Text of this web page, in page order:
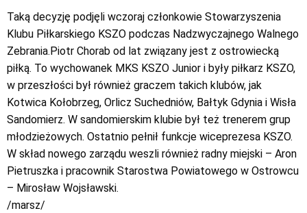
Taką decyzję podjęli wczoraj członkowie Stowarzyszenia
Klubu Piłkarskiego KSZO podczas Nadzwyczajnego Walnego
Zebrania.Piotr Chorab od lat związany jest z ostrowiecką
piłką. To wychowanek MKS KSZO Junior i były piłkarz KSZO,
w przeszłości był również graczem takich klubów, jak
Kotwica Kołobrzeg, Orlicz Suchedniów, Bałtyk Gdynia i Wisła
Sandomierz. W sandomierskim klubie był też trenerem grup
młodzieżowych. Ostatnio pełnił funkcje wiceprezesa KSZO.
W skład nowego zarządu weszli również radny miejski – Aron
Pietruszka i pracownik Starostwa Powiatowego w Ostrowcu
– Mirosław Wojsławski.
/marsz/